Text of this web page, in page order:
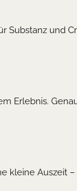
Substanz und
Erlebnis.
kleine Auszeit